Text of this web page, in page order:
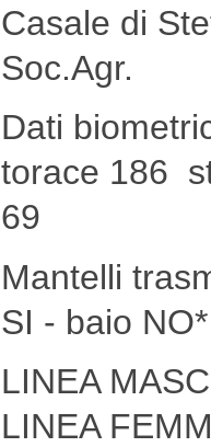
Casale di
Soc.Agr.
Dati
torace 186
69
Mantelli
SI - baio
LINEA
LINEA